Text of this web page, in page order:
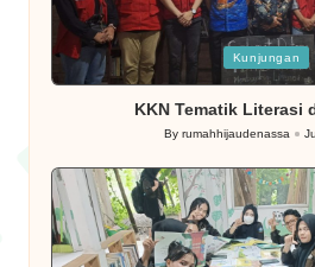
Posted
in
Kunjungan
KKN Tematik Literasi
Posted
By rumahhijaudenassa